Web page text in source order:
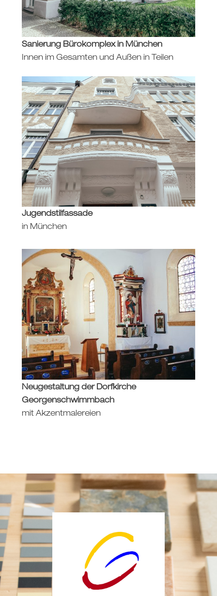
Sanierung Bürokomplex in München
Innen im Gesamten und Außen in Teilen
Jugendstilfassade
in München
Neugestaltung der Dorfkirche
Georgenschwimmbach
mit Akzentmalereien